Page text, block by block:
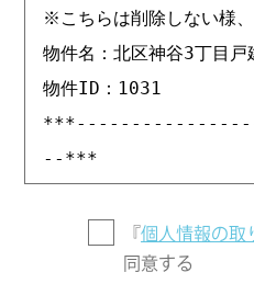
『個人情報の取
同意する